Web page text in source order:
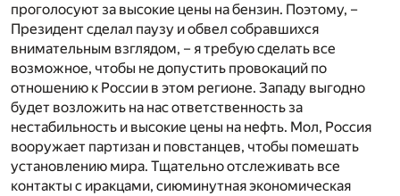
проголосуют за высокие цены на бензин. Поэтому, –
Президент сделал паузу и обвел собравшихся
внимательным взглядом, – я требую сделать все
возможное, чтобы не допустить провокаций по
отношению к России в этом регионе. Западу выгодно
будет возложить на нас ответственность за
нестабильность и высокие цены на нефть. Мол, Россия
вооружает партизан и повстанцев, чтобы помешать
установлению мира. Тщательно отслеживать все
контакты с иракцами, сиюминутная экономическая